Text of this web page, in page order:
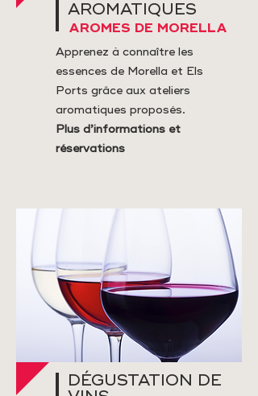
AROMATIQUES
AROMES DE MORELLA
Apprenez à connaître les
essences de Morella et Els
Ports grâce aux ateliers
aromatiques proposés.
Plus d’informations et
réservations
DÉGUSTATION DE